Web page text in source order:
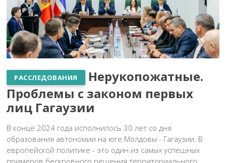
РАССЛЕДОВАНИЯ
Нерукопожатные.
Проблемы с законом первых
лиц Гагаузии
В конце 2024 года исполнилось 30 лет со дня
образования автономии на юге Молдовы - Гагаузии. В
европейской политике - это один из самых успешных